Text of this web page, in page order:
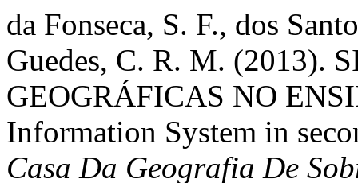
da Fonseca, S. F., dos
Guedes, C. R. M. (2013).
GEOGRÁFICAS NO
Information System in
Casa Da Geografia De